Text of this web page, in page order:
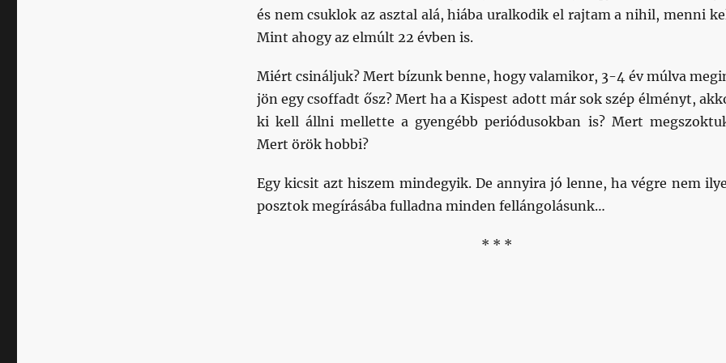
és nem csuklok az asztal alá, hiába uralkodik el rajtam a nihil, menni
Mint ahogy az elmúlt 22 évben is.
Miért csináljuk? Mert bízunk benne, hogy valamikor, 3-4 év múlva
jön egy csoffadt ősz? Mert ha a Kispest adott már sok szép élményt,
ki kell állni mellette a gyengébb periódusokban is? Mert
Mert örök hobbi?
Egy kicsit azt hiszem mindegyik. De annyira jó lenne, ha végre nem
posztok megírásába fulladna minden fellángolásunk…
* * *